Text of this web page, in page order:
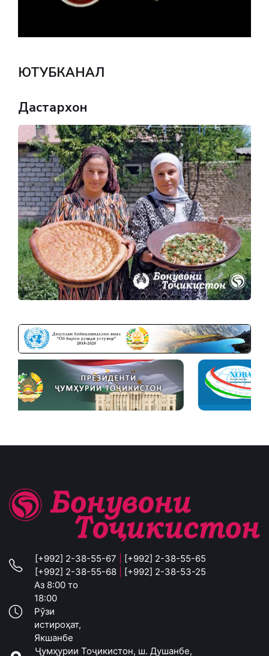
ЮТУБКАНАЛ
Дастархон
[+992] 2-38-55-67
[+992] 2-38-55-65
[+992] 2-38-55-68
[+992] 2-38-53-25
Аз 8:00 то
18:00
Рӯзи
истироҳат,
Якшанбе
Ҷумҳурии Тоҷикистон, ш. Душанбе,